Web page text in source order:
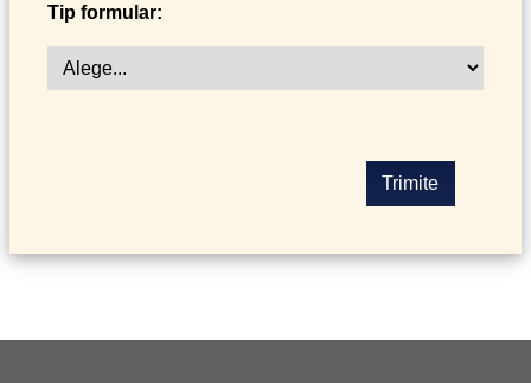
Tip formular: